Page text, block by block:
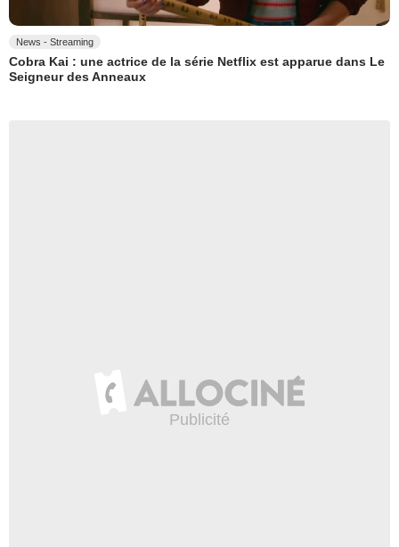
News - Streaming
Cobra Kai : une actrice de la série Netflix est apparue dans Le
Seigneur des Anneaux